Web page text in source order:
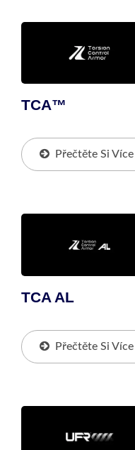
TCA™
Přečtěte Si Více
TCA AL
Přečtěte Si Více